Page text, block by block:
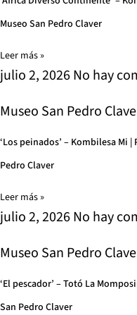
Museo San Pedro Claver
Leer más »
julio 2, 2026No hay
Museo San Pedro
‘Los peinados’ – Kombilesa Mi
Pedro Claver
Leer más »
julio 2, 2026No hay
Museo San Pedro
‘El pescador’ – Totó La
San Pedro Claver